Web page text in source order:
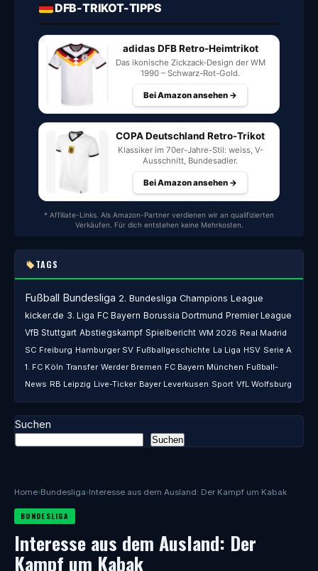
Home›Bundesliga›Interesse aus dem Ausland: Der Kampf um Kabak
BUNDESLIGA
Interesse aus dem Ausland: Der
Kampf um Kabak
DFB-TRIKOT-TIPPS
adidas DFB Retro-Heimtrikot
Das ikonische Zickzack-Design der WM
1990 – Schwarz-Rot-Gold.
Bei Amazon ansehen →
COPA Deutschland Retro-Trikot
Klassiker im 70er-Jahre-Stil: weiss, V-
Ausschnitt, Bundesadler.
Bei Amazon ansehen →
* Affiliate-Links. Als Amazon-Partner verdienen wir an qualifizierten
Verkäufen. Für dich entstehen keine Mehrkosten.
TAGS
Fußball Bundesliga 2. Bundesliga Champions League
kicker.de 3. Liga FC Bayern Borussia Dortmund Premier League
VfB Stuttgart Abstiegskampf Spielbericht WM 2026 Real Madrid
SC Freiburg Hamburger SV Fußballgeschichte La Liga HSV Serie A
1. FC Köln Transfer Werder Bremen FC Bayern München Fußball-
News RB Leipzig Live-Ticker Bayer Leverkusen Sport VfL Wolfsburg
Suchen
Suchen